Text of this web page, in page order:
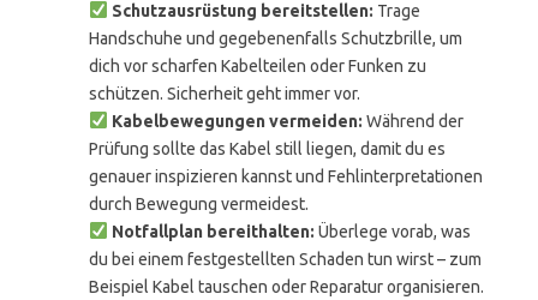
Schutzausrüstung bereitstellen: Trage
Handschuhe und gegebenenfalls Schutzbrille, um
dich vor scharfen Kabelteilen oder Funken zu
schützen. Sicherheit geht immer vor.
Kabelbewegungen vermeiden: Während der
Prüfung sollte das Kabel still liegen, damit du es
genauer inspizieren kannst und Fehlinterpretationen
durch Bewegung vermeidest.
Notfallplan bereithalten: Überlege vorab, was
du bei einem festgestellten Schaden tun wirst – zum
Beispiel Kabel tauschen oder Reparatur organisieren.